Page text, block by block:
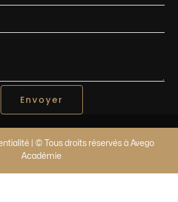
Envoyer
| © Tous droits réservés à Avego
Académie